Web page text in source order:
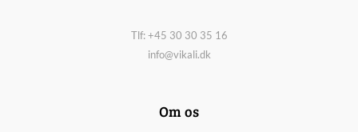
Tlf: +45 30 30 35 16
info@vikali.dk
Om os